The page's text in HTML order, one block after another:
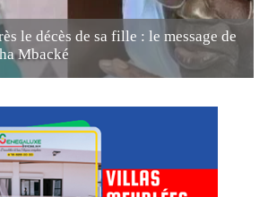
le décès de sa fille : le message de
Mbacké